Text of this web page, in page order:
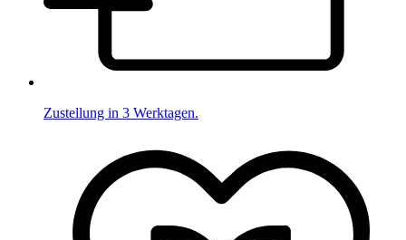
Zustellung in 3 Werktagen.